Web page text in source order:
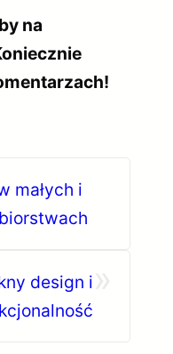
na
małych i
design i